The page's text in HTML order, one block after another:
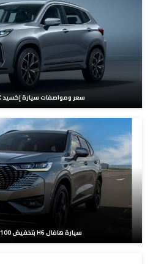
سعر ومواصفات سيارة إكسيد LX الجديدة في مصر
سيارة هافال H6 بتخفيض 100 ألف جنيه في مصر